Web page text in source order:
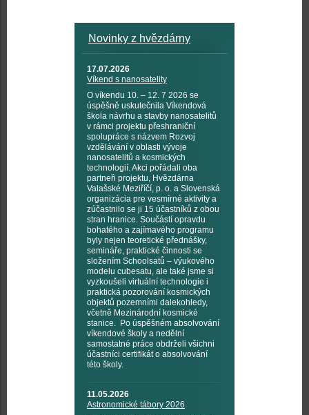
Novinky z hvězdárny
17.07.2026
Víkend s nanosatelity
O víkendu 10. – 12. 7 2026 se
úspěšně uskutečnila Víkendová
škola návrhu a stavby nanosatelitů
v rámci projektu přeshraniční
spolupráce s názvem Rozvoj
vzdělávání v oblasti vývoje
nanosatelitů a kosmických
technologií. Akci pořádali oba
partneři projektu, Hvězdárna
Valašské Meziříčí, p. o. a Slovenská
organizácia pre vesmírné aktivity a
zúčastnilo se ji 15 účastníků z obou
stran hranice. Součástí opravdu
bohatého a zajímavého programu
byly nejen teoretické přednášky,
semináře, praktické činnosti se
složením Schoolsatů – výukového
modelu cubesatu, ale také jsme si
vyzkoušeli virtuální technologie i
praktická pozorování kosmických
objektů pozemními dalekohledy,
včetně Mezinárodní kosmické
stanice. Po úspěšném absolvování
víkendové školy a nedělní
samostatné práce obdrželi všichni
účastníci certifikát o absolvování
této školy.
11.05.2026
Astronomické tábory 2026